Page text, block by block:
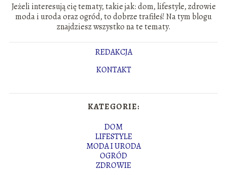
Jeżeli interesują cię tematy, takie jak: dom, lifestyle, zdrowie
moda i uroda oraz ogród, to dobrze trafiłeś! Na tym blogu
znajdziesz wszystko na te tematy.
REDAKCJA
KONTAKT
KATEGORIE:
DOM
LIFESTYLE
MODA I URODA
OGRÓD
ZDROWIE